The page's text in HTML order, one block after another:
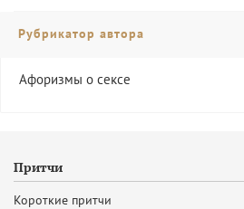
Рубрикатор автора
Афоризмы о сексе
Притчи
Короткие притчи